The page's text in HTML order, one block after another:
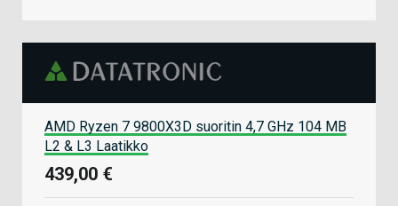
AMD Ryzen 7 9800X3D suoritin 4,7 GHz 104 MB
L2 & L3 Laatikko
439,00 €